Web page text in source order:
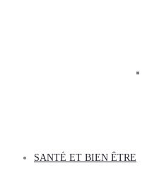
SANTÉ ET BIEN ÊTRE